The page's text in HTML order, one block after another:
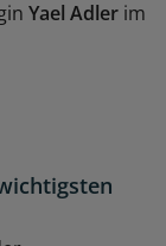
Yael Adler im